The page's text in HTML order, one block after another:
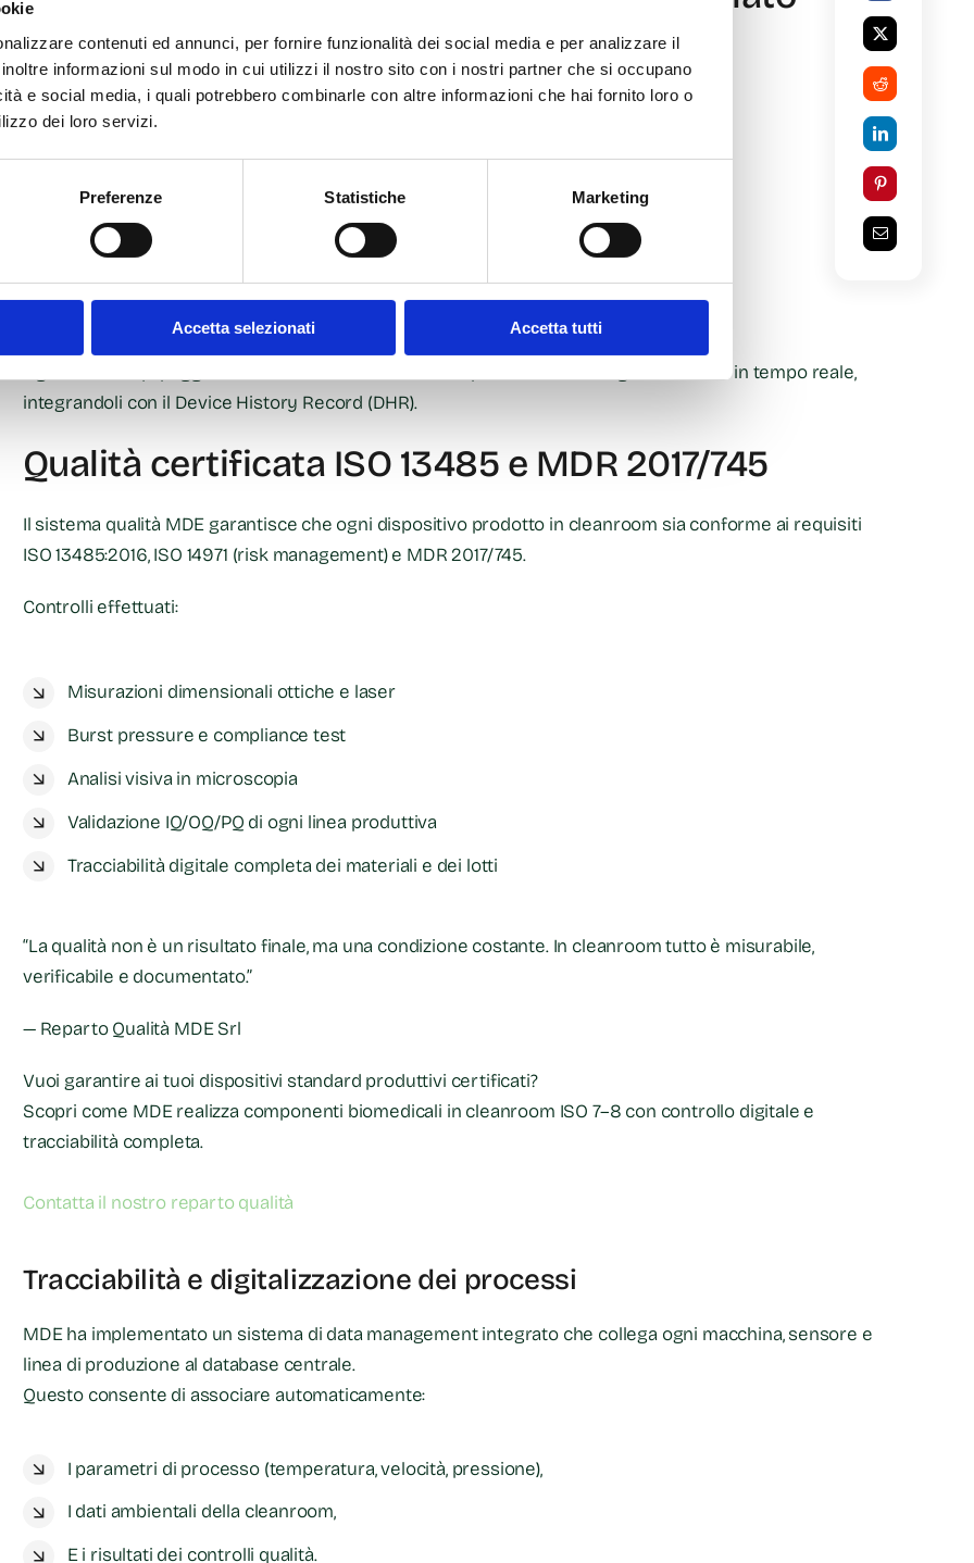
contenuti ed annunci, per fornire funzionalità dei social media e per analizzare il
informazioni sul modo in cui utilizzi il nostro sito con i nostri partner che si occupano
e social media, i quali potrebbero combinarle con altre informazioni che hai fornito loro o
dei loro servizi.
Preferenze Statistiche Marketing
Accetta selezionati Accetta tutti
In cleanroom vengono eseguite tutte le fasi critiche di produzione biomedicale:
Estrusione monostrato e multistrato di tubi medical-grade
Formatura e stampaggio di balloon e componenti microtecnici
Braiding e assemblaggio di cateteri e sistemi rinforzati
Stampa 3D e additive manufacturing per prototipi e piccole serie
Ogni linea è equipaggiata con sensori e software di supervisione che registrano i dati in tempo reale,
integrandoli con il Device History Record (DHR).
Qualità certificata ISO 13485 e MDR 2017/745
Il sistema qualità MDE garantisce che ogni dispositivo prodotto in cleanroom sia conforme ai requisiti
ISO 13485:2016, ISO 14971 (risk management) e MDR 2017/745.
Controlli effettuati:
Misurazioni dimensionali ottiche e laser
Burst pressure e compliance test
Analisi visiva in microscopia
Validazione IQ/OQ/PQ di ogni linea produttiva
Tracciabilità digitale completa dei materiali e dei lotti
“La qualità non è un risultato finale, ma una condizione costante. In cleanroom tutto è misurabile,
verificabile e documentato.”
— Reparto Qualità MDE Srl
Vuoi garantire ai tuoi dispositivi standard produttivi certificati?
Scopri come MDE realizza componenti biomedicali in cleanroom ISO 7–8 con controllo digitale e
tracciabilità completa.
Contatta il nostro reparto qualità
Tracciabilità e digitalizzazione dei processi
MDE ha implementato un sistema di data management integrato che collega ogni macchina, sensore e
linea di produzione al database centrale.
Questo consente di associare automaticamente:
I parametri di processo (temperatura, velocità, pressione),
I dati ambientali della cleanroom,
E i risultati dei controlli qualità.